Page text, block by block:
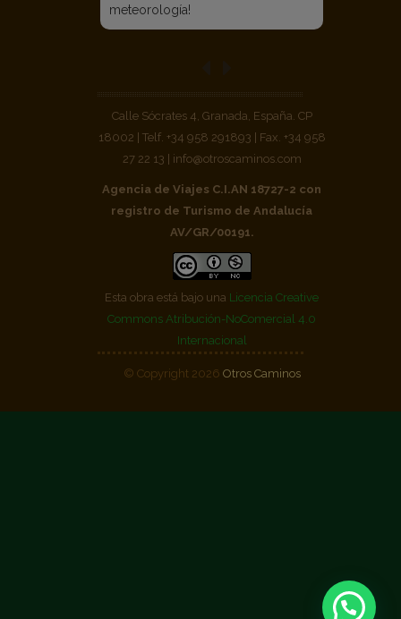
meteorología!
Calle Sócrates 4, Granada, España. CP
18002 | Telf. +34 958 291893 | Fax. +34 958
27 22 13 | info@otroscaminos.com
Agencia de Viajes C.I.AN 18727-2 con
registro de Turismo de Andalucía
AV/GR/00191.
Esta obra está bajo una Licencia Creative
Commons Atribución-NoComercial 4.0
Internacional
© Copyright 2026 Otros Caminos